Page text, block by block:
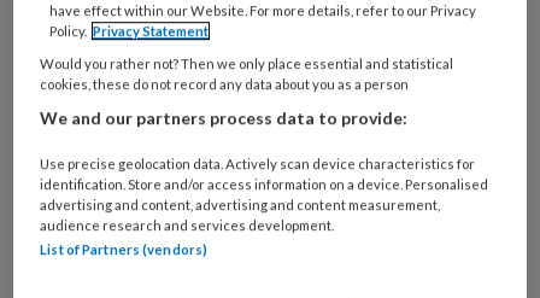
have effect within our Website. For more details, refer to our Privacy
Policy. Privacy Statement
Would you rather not? Then we only place essential and statistical
cookies, these do not record any data about you as a person
We and our partners process data to provide:
Use precise geolocation data. Actively scan device characteristics for
identification. Store and/or access information on a device. Personalised
advertising and content, advertising and content measurement,
audience research and services development.
List of Partners (vendors)